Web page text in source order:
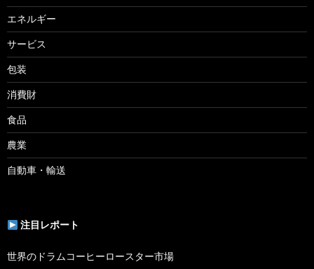
エネルギー
サービス
包装
消費財
食品
農業
自動車・輸送
注目レポート
世界のドラムコーヒーロースター市場